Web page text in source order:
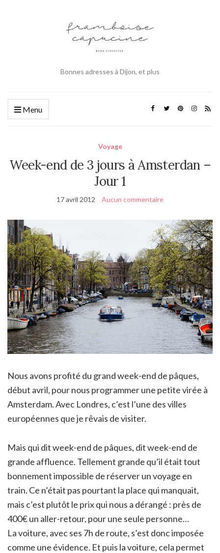
Bonnes adresses à Dijon, et plus
Menu
Voyage
Week-end de 3 jours à Amsterdan –
Jour 1
17 avril 2012 Aucun commentaire
Nous avons profité du grand week-end de pâques,
début avril, pour nous programmer une petite virée à
Amsterdam. Avec Londres, c’est l’une des villes
européennes que je rêvais de visiter.
Mais qui dit week-end de pâques, dit week-end de
grande affluence. Tellement grande qu’il était tout
bonnement impossible de réserver un voyage en
train. Ce n’était pas pourtant la place qui manquait,
mais c’est plutôt le prix qui nous a dérangé : près de
400€ un aller-retour, pour une seule personne…
La voiture, avec ses 7h de route, s’est donc imposée
comme une évidence. Et puis la voiture, cela permet